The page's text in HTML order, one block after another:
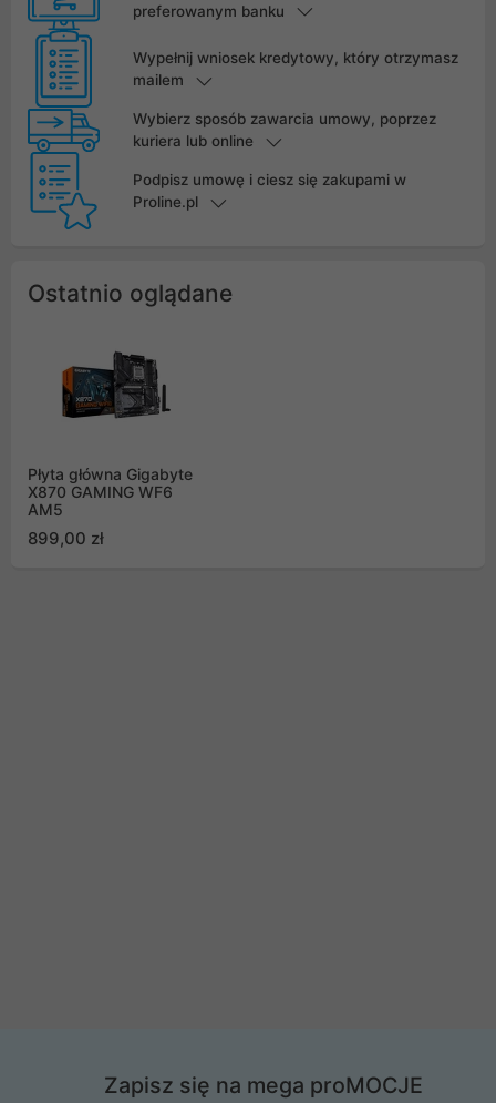
preferowanym banku
Wypełnij wniosek kredytowy, który otrzymasz
mailem
Wybierz sposób zawarcia umowy, poprzez
kuriera lub online
Podpisz umowę i ciesz się zakupami w
Proline.pl
Ostatnio oglądane
Płyta główna Gigabyte
X870 GAMING WF6
AM5
899,00 zł
Zapisz się na mega proMOCJE